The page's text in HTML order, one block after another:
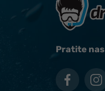
Pratite nas